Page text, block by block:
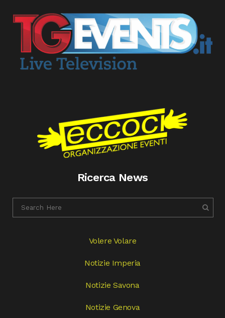
Ricerca News
Volere Volare
Notizie Imperia
Notizie Savona
Notizie Genova